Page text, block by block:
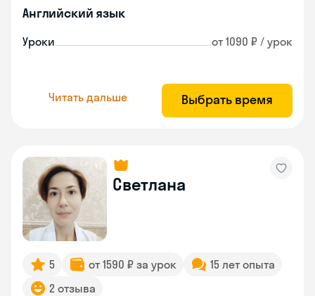
Английский язык
Уроки от 1090 ₽ / урок
Читать дальше Выбрать время
Светлана
5 от 1590 ₽ за урок
15 лет опыта
2 отзыва